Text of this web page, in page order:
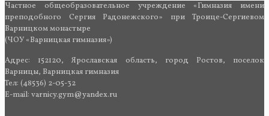
Частное общеобразовательное учреждение «Гимназия имени
преподобного Сергия Радонежского» при Троице-Сергиевом
Варницком монастыре
(ЧОУ «Варницкая гимназия»)
Адрес: 152120, Ярославская область, город Ростов, поселок
Варницы, Варницкая гимназия
Тел: (48536) 2-05-32
E-mail: varnicy.gym@yandex.ru